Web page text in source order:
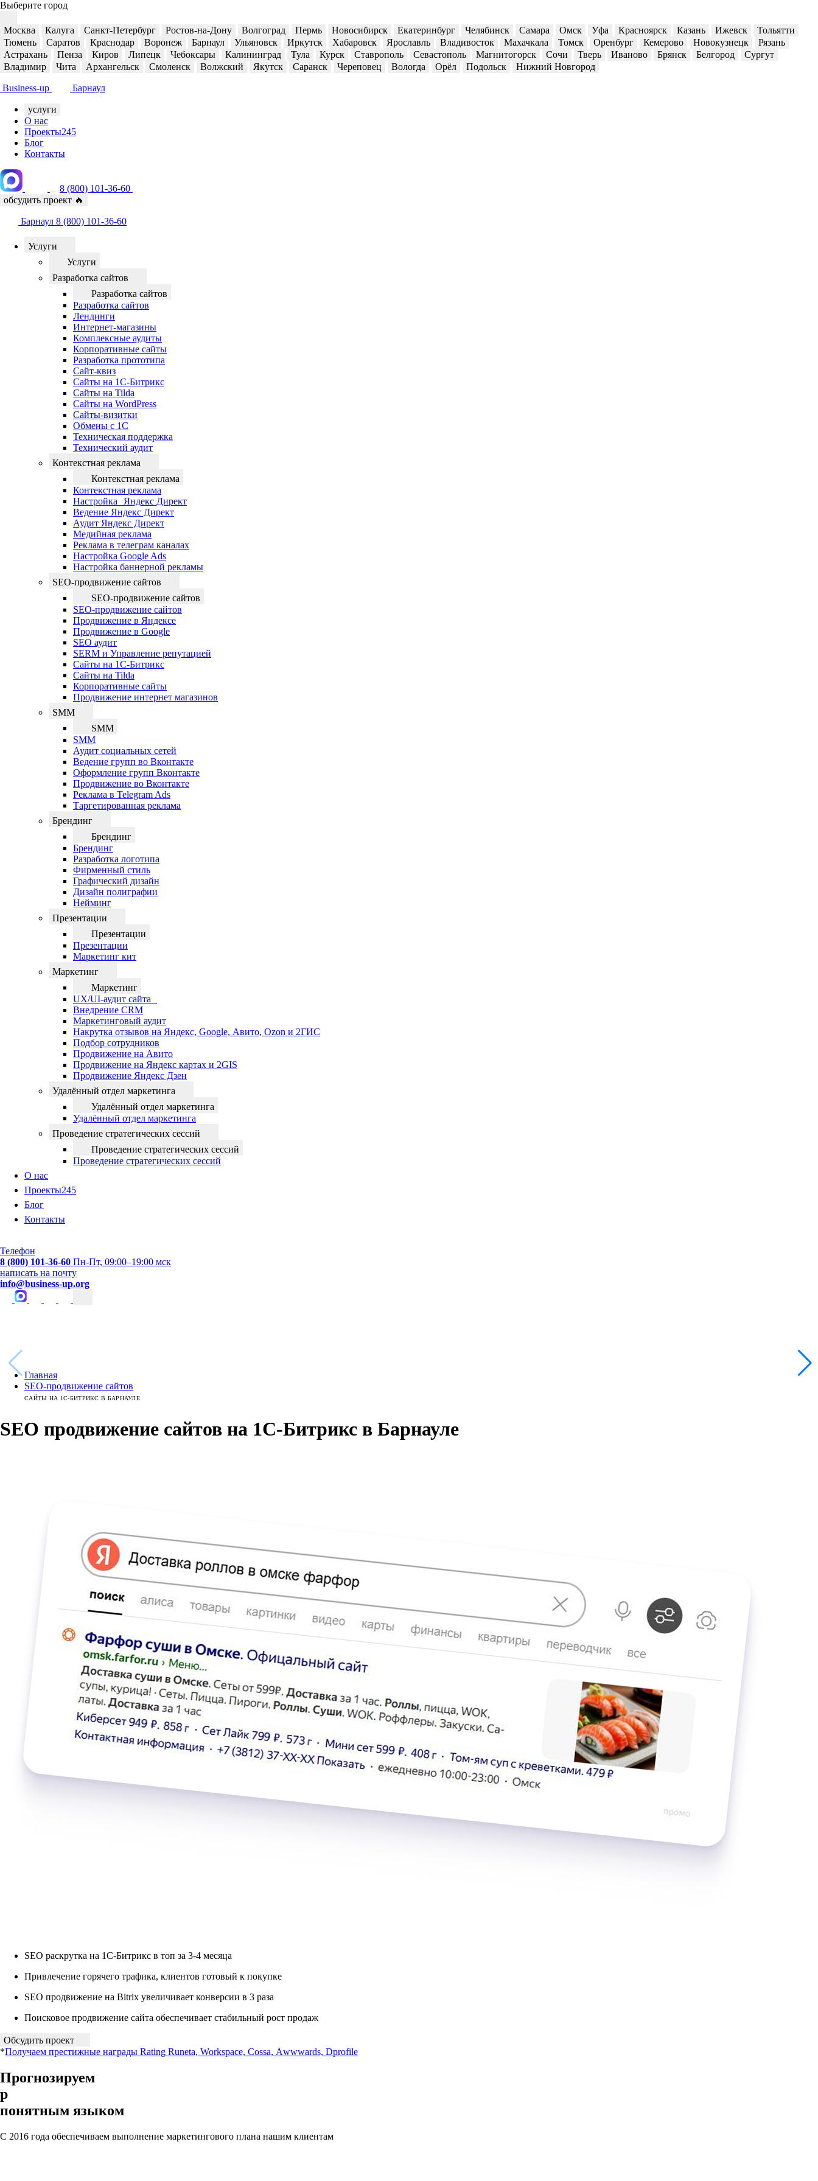
Выберите город
Москва Калуга Санкт-Петербург Ростов-на-Дону Волгоград Пермь Новосибирск Екатеринбург Челябинск Самара Омск Уфа Красноярск Казань Ижевск
Тольятти
Тюмень
Саратов Краснодар Воронеж Барнаул Ульяновск Иркутск Хабаровск Ярославль Владивосток Махачкала Томск Оренбург Кемерово Новокузнецк
Рязань
Астрахань
Пенза Киров Липецк Чебоксары Калининград Тула Курск Ставрополь Севастополь Магнитогорск Сочи Тверь Иваново Брянск Белгород
Сургут
Владимир
Чита Архангельск Смоленск Волжский Якутск Саранск Череповец Вологда Орёл Подольск Нижний Новгород
Business-up Барнаул
услуги
О нас
Проекты245
Блог
Контакты
8 (800) 101-36-60
обсудить проект 🔥
Барнаул 8 (800) 101-36-60
Услуги
Услуги
Разработка сайтов
Разработка сайтов
Разработка сайтов
Лендинги
Интернет-магазины
Комплексные аудиты
Корпоративные сайты
Разработка прототипа
Сайт-квиз
Сайты на 1С-Битрикс
Сайты на Tilda
Сайты на WordPress
Сайты-визитки
Обмены с 1С
Техническая поддержка
Технический аудит
Контекстная реклама
Контекстная реклама
Контекстная реклама
Настройка Яндекс Директ
Ведение Яндекс Директ
Аудит Яндекс Директ
Медийная реклама
Реклама в телеграм каналах
Настройка Google Ads
Настройка баннерной рекламы
SEO-продвижение сайтов
SEO-продвижение сайтов
SEO-продвижение сайтов
Продвижение в Яндексе
Продвижение в Google
SEO аудит
SERM и Управление репутацией
Сайты на 1С-Битрикс
Сайты на Tilda
Корпоративные сайты
Продвижение интернет магазинов
SMM
SMM
SMM
Аудит социальных сетей
Ведение групп во Вконтакте
Оформление групп Вконтакте
Продвижение во Вконтакте
Реклама в Telegram Ads
Таргетированная реклама
Брендинг
Брендинг
Брендинг
Разработка логотипа
Фирменный стиль
Графический дизайн
Дизайн полиграфии
Нейминг
Презентации
Презентации
Презентации
Маркетинг кит
Маркетинг
Маркетинг
UX/UI-аудит сайта
Внедрение CRM
Маркетинговый аудит
Накрутка отзывов на Яндекс, Google, Авито, Ozon и 2ГИС
Подбор сотрудников
Продвижение на Авито
Продвижение на Яндекс картах и 2GIS
Продвижение Яндекс Дзен
Удалённый отдел маркетинга
Удалённый отдел маркетинга
Удалённый отдел маркетинга
Проведение стратегических сессий
Проведение стратегических сессий
Проведение стратегических сессий
О нас
Проекты245
Блог
Контакты
Телефон
8 (800) 101-36-60 Пн-Пт, 09:00–19:00 мск
написать на почту
info@business-up.org
Главная
SEO-продвижение сайтов
САЙТЫ НА 1С-БИТРИКС В БАРНАУЛЕ
SEO продвижение сайтов на 1С-Битрикс в Барнауле
SEO раскрутка на 1С-Битрикс в топ за 3-4 месяца
Привлечение горячего трафика, клиентов готовый к покупке
SEO продвижение на Bitrix увеличивает конверсии в 3 раза
Поисковое продвижение сайта обеспечивает стабильный рост продаж
Обсудить проект
*Получаем престижные награды Rating Runeta, Workspace, Cossa, Аwwwards, Dprofile
Прогнозируем
результаты
понятным языком
С 2016 года обеспечиваем выполнение маркетингового плана нашим клиентам